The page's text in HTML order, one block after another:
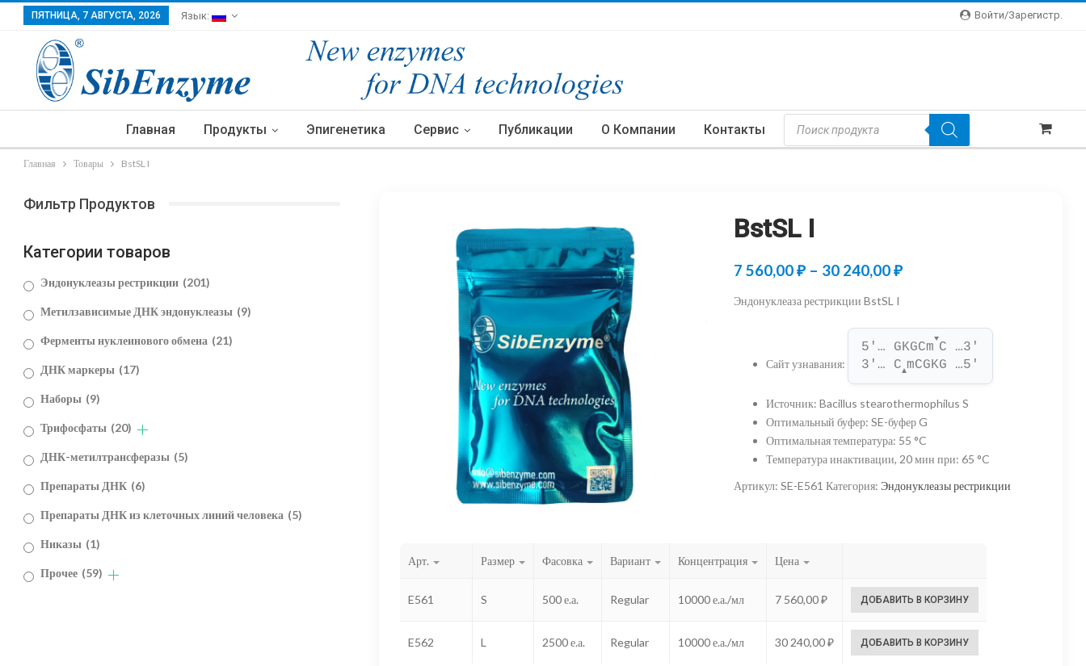
Войти/зарегистр.
ПЯТНИЦА, 7 АВГУСТА, 2026 Язык:
Главная Продукты Эпигенетика Сервис Публикации О Компании Контакты
Поиск
Товаров
Главная Товары BstSL I
BstSL I
7 560,00₽ – 30 240,00₽Диапазон
560,00 ₽
–
30
240,00 ₽
Эндонуклеаза рестрикции BstSL I
Сайт узнавания:
5'… GKGCm
▼
C …3'
3'… C▲mCGKG …5'
Источник:Bacillus stearothermophilus S
Оптимальный буфер:SE-буфер G
Оптимальная температура: 55 °C
Температура инактивации, 20 мин при:65 °C
Артикул:SE-E561 Категория:Эндонуклеазы рестрикции
Арт. Размер Фасовка Вариант Концентрация Цена
E561 S 500 е.а. Regular 10000 е.а./мл 7 560,00₽ ДОБАВИТЬ В КОРЗИНУ
E562 L 2500 е.а. Regular 10000 е.а./мл 30 240,00₽ ДОБАВИТЬ В КОРЗИНУ
Фильтр Продуктов
Категории товаров
Эндонуклеазы рестрикции (201)
Метилзависимые ДНК эндонуклеазы (9)
Ферменты нуклеинового обмена (21)
ДНК маркеры (17)
Наборы (9)
Трифосфаты (20)
ДНК-метилтрансферазы (5)
Препараты ДНК (6)
Препараты ДНК из клеточных линий человека (5)
Никазы (1)
Прочее (59)